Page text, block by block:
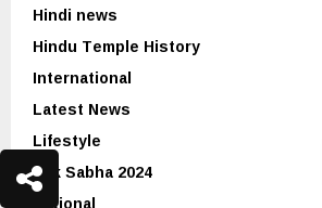
Hindi news
Hindu Temple History
International
Latest News
Lifestyle
Lok Sabha 2024